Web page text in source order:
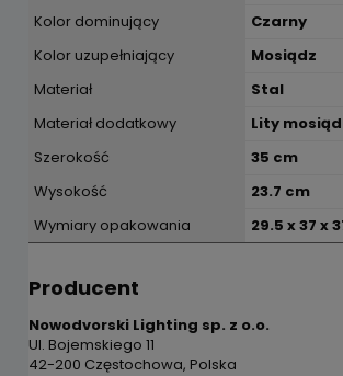
Kolor dominujący
Czarny
Kolor uzupełniający
Mosiądz
Materiał
Stal
Materiał dodatkowy
Lity
Szerokość
35 cm
Wysokość
23.7 cm
Wymiary opakowania
29.5 x 37 x
Producent
Nowodvorski Lighting sp. z o.o.
Ul. Bojemskiego 11
42-200 Częstochowa, Polska